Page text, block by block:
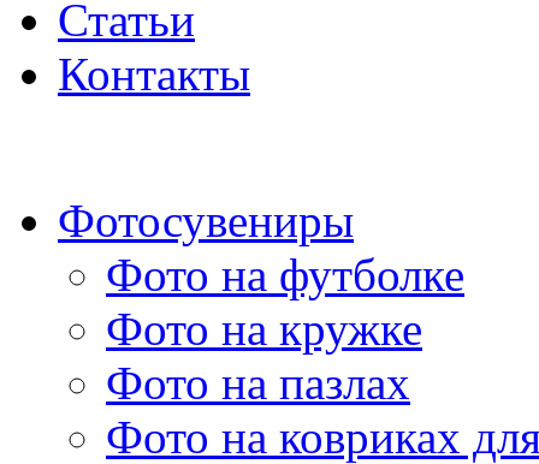
Статьи
Контакты
Фотосувениры
Фото на футболке
Фото на кружке
Фото на пазлах
Фото на ковриках